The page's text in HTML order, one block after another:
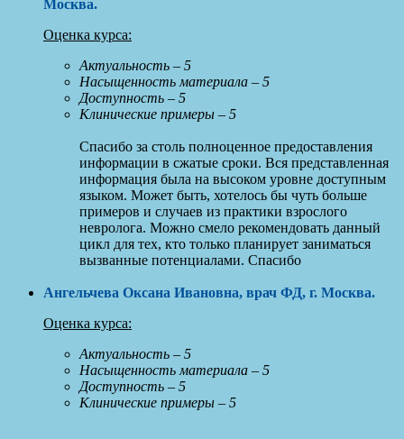
Москва.
Оценка курса:
Актуальность – 5
Насыщенность материала – 5
Доступность – 5
Клинические примеры – 5
Спасибо за столь полноценное предоставления
информации в сжатые сроки. Вся представленная
информация была на высоком уровне доступным
языком. Может быть, хотелось бы чуть больше
примеров и случаев из практики взрослого
невролога. Можно смело рекомендовать данный
цикл для тех, кто только планирует заниматься
вызванные потенциалами. Спасибо
Ангельчева Оксана Ивановна, врач ФД, г. Москва.
Оценка курса:
Актуальность – 5
Насыщенность материала – 5
Доступность – 5
Клинические примеры – 5